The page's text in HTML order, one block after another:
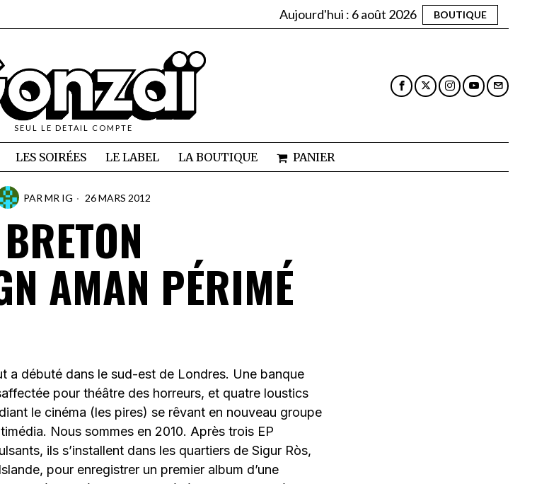
Aujourd'hui : 6 août 2026 BOUTIQUE
SEUL LE DETAIL COMPTE
LES SOIRÉES LE LABEL LA BOUTIQUE PANIER
PAR MR IG 26 MARS 2012
BRETON
AMAN PÉRIMÉ
a débuté dans le sud-est de Londres. Une banque
pour théâtre des horreurs, et quatre loustics
le cinéma (les pires) se rêvant en nouveau groupe
Nous sommes en 2010. Après trois EP
ils s’installent dans les quartiers de Sigur Ròs,
pour enregistrer un premier album d’une